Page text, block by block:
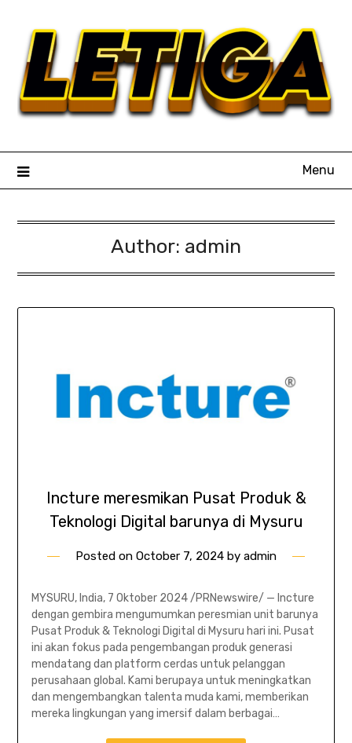
content
Menu
Author: admin
Incture meresmikan Pusat Produk &
Teknologi Digital barunya di Mysuru
Posted on October 7, 2024 by admin
MYSURU, India, 7 Oktober 2024 /PRNewswire/ — Incture
dengan gembira mengumumkan peresmian unit barunya
Pusat Produk & Teknologi Digital di Mysuru hari ini. Pusat
ini akan fokus pada pengembangan produk generasi
mendatang dan platform cerdas untuk pelanggan
perusahaan global. Kami berupaya untuk meningkatkan
dan mengembangkan talenta muda kami, memberikan
mereka lingkungan yang imersif dalam berbagai…